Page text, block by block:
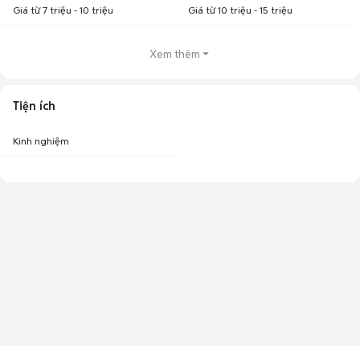
Giá từ 7 triệu - 10 triệu Giá từ 10 triệu - 15 triệu
Xem thêm
Tiện ích
Kinh nghiệm